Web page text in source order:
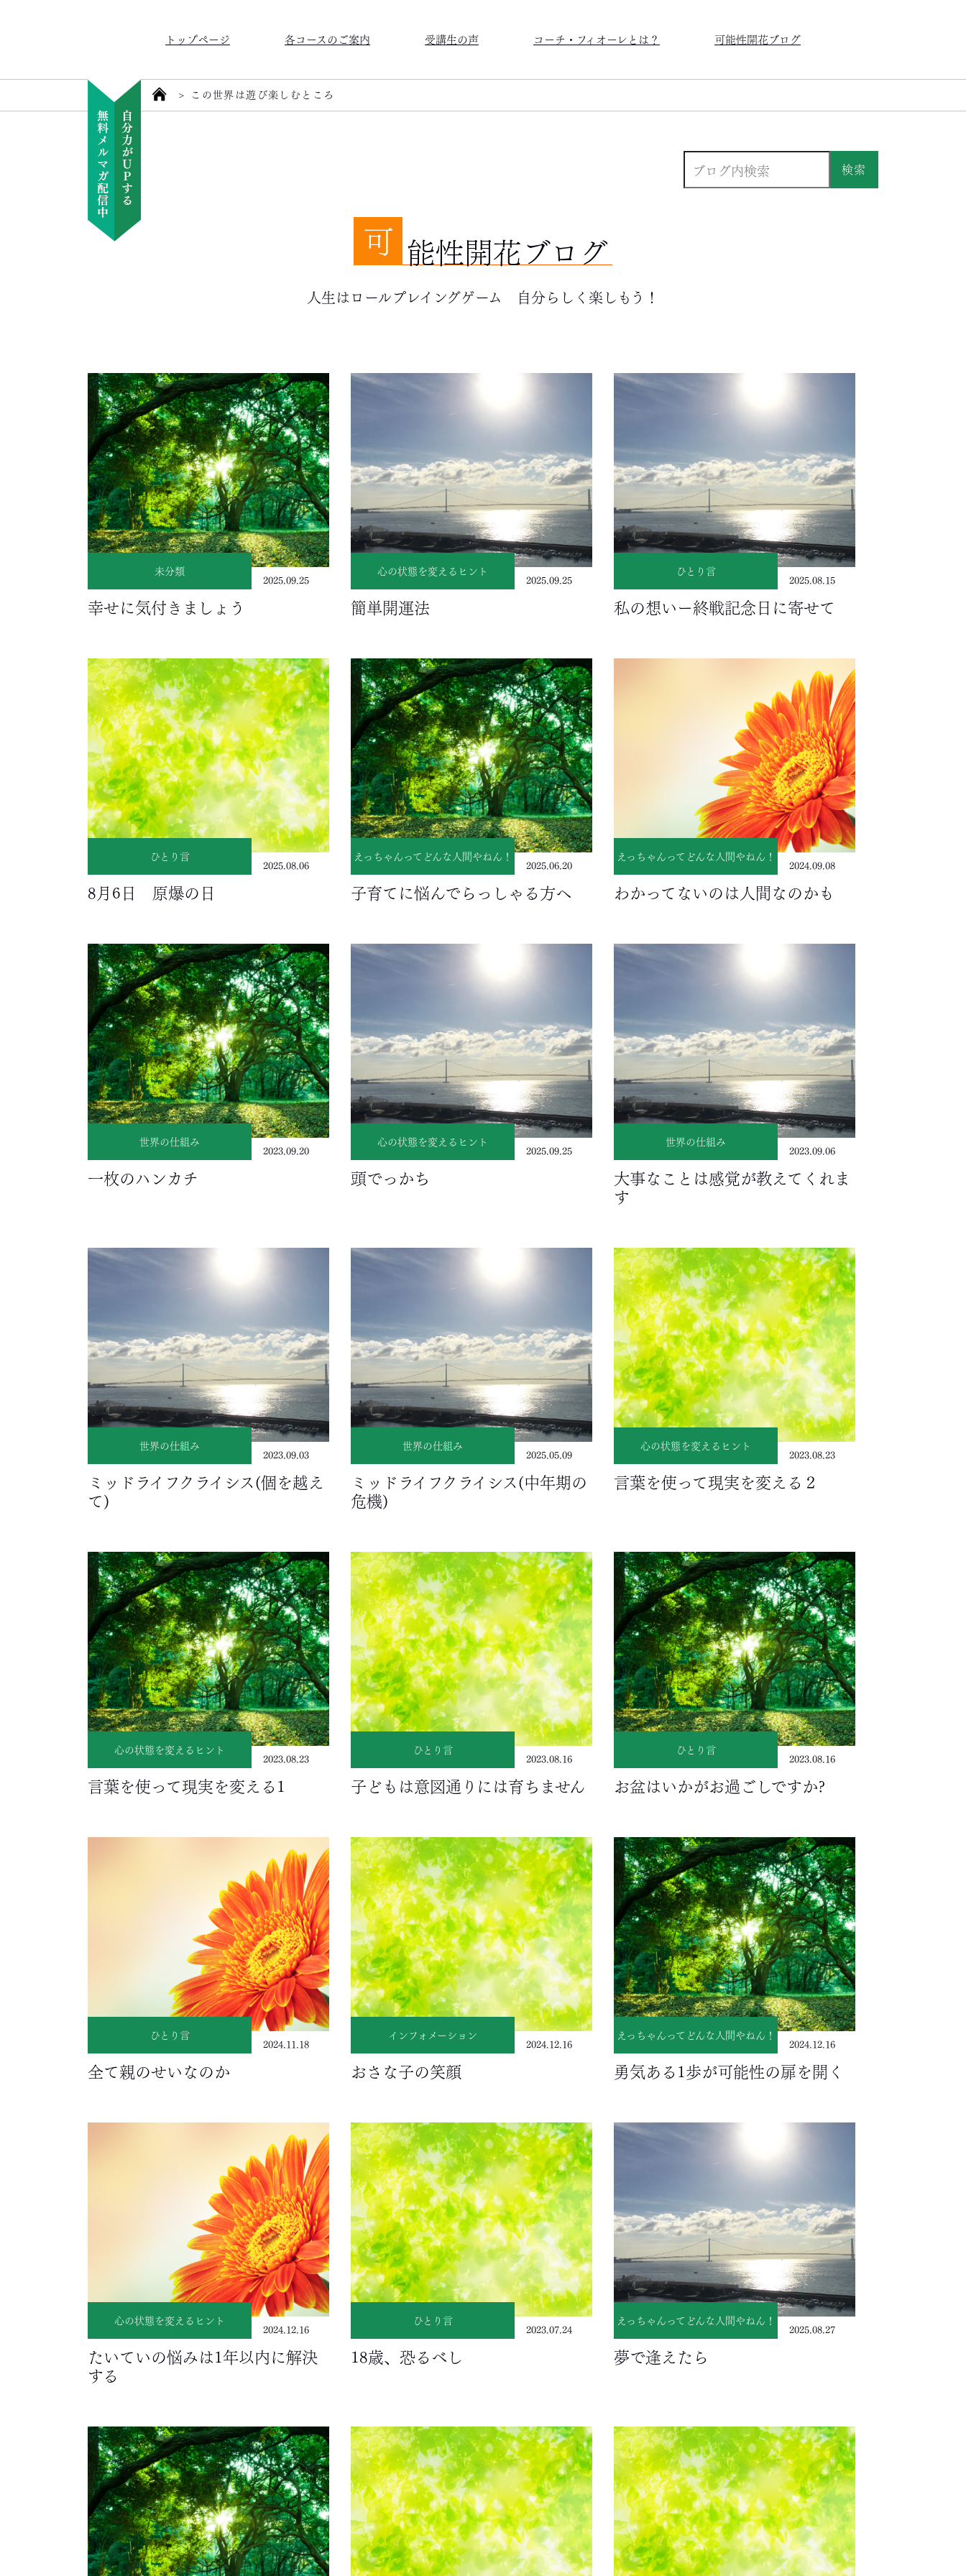
トップページ 各コースのご案内 受講生の声 コーチ・フィオーレとは？ 可能性開花ブログ
> この世界は遊び楽しむところ
検索
可 能性開花ブログ
人生はロールプレイングゲーム 自分らしく楽しもう！
未分類
2025.09.25
幸せに気付きましょう
心の状態を変えるヒント
2025.09.25
簡単開運法
ひとり言
2025.08.15
私の想いー終戦記念日に寄せて
ひとり言
2025.08.06
8月6日 原爆の日
えっちゃんってどんな人間やねん！
2025.06.20
子育てに悩んでらっしゃる方へ
えっちゃんってどんな人間やねん！
2024.09.08
わかってないのは人間なのかも
世界の仕組み
2023.09.20
一枚のハンカチ
心の状態を変えるヒント
2025.09.25
頭でっかち
世界の仕組み
2023.09.06
大事なことは感覚が教えてくれま
す
世界の仕組み
2023.09.03
ミッドライフクライシス(個を越え
て)
世界の仕組み
2025.05.09
ミッドライフクライシス(中年期の
危機)
心の状態を変えるヒント
2023.08.23
言葉を使って現実を変える２
心の状態を変えるヒント
2023.08.23
言葉を使って現実を変える1
ひとり言
2023.08.16
子どもは意図通りには育ちません
ひとり言
2023.08.16
お盆はいかがお過ごしですか?
ひとり言
2024.11.18
全て親のせいなのか
インフォメーション
2024.12.16
おさな子の笑顔
えっちゃんってどんな人間やねん！
2024.12.16
勇気ある1歩が可能性の扉を開く
心の状態を変えるヒント
2024.12.16
たいていの悩みは1年以内に解決
する
ひとり言
2023.07.24
18歳、恐るべし
えっちゃんってどんな人間やねん！
2025.08.27
夢で逢えたら